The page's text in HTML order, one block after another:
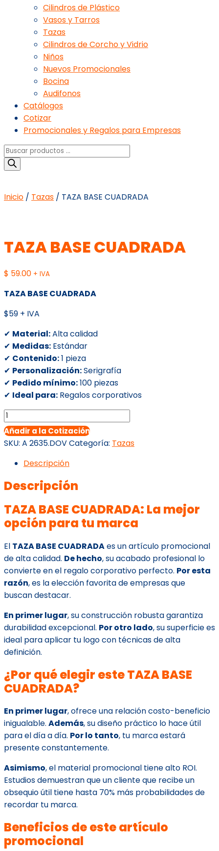
Cilindros de Plástico
Vasos y Tarros
Tazas
Cilindros de Corcho y Vidrio
Niños
Nuevos Promocionales
Bocina
Audifonos
Catálogos
Cotizar
Promocionales y Regalos para Empresas
Búsqueda
de
productos
Inicio / Tazas / TAZA BASE CUADRADA
TAZA BASE CUADRADA
$ 59.00 + IVA
TAZA BASE CUADRADA
$59 + IVA
✔ Material:Alta calidad
✔ Medidas: Estándar
✔ Contenido:1 pieza
✔ Personalización:Serigrafía
✔ Pedido mínimo:100 piezas
✔ Ideal para: Regalos corporativos
TAZA
BASE
CUADRADA
Añadir a la Cotización
SKU: A 2635.DOVCategoría: Tazas
Descripción
Descripción
TAZA BASE CUADRADA: La mejor
opción para tu marca
El TAZA BASE CUADRADAes un artículo promocional
de alta calidad. De hecho, su acabado profesional lo
convierte en el regalo corporativo perfecto. Por esta
razón, es la elección favorita de empresas que
buscan destacar.
En primer lugar, su construcción robusta garantiza
durabilidad excepcional. Por otro lado, su superficie es
ideal para aplicar tu logo con técnicas de alta
definición.
¿Por qué elegir este TAZA BASE
CUADRADA?
En primer lugar, ofrece una relación costo-beneficio
inigualable. Además, su diseño práctico lo hace útil
para el día a día. Por lo tanto, tu marca estará
presente constantemente.
Asimismo, el material promocional tiene alto ROI.
Estudios demuestran que un cliente que recibe un
obsequio útil tiene hasta 70% más probabilidades de
recordar tu marca.
Beneficios de este artículo
promocional